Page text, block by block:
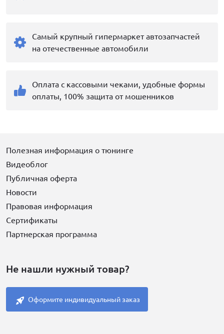
Самый крупный гипермаркет автозапчастей
на отечественные автомобили
Оплата с кассовыми чеками, удобные формы
оплаты, 100% защита от мошенников
Полезная информация о тюнинге
Видеоблог
Публичная оферта
Новости
Правовая информация
Сертификаты
Партнерская программа
Не нашли нужный товар?
Оформите индивидуальный заказ